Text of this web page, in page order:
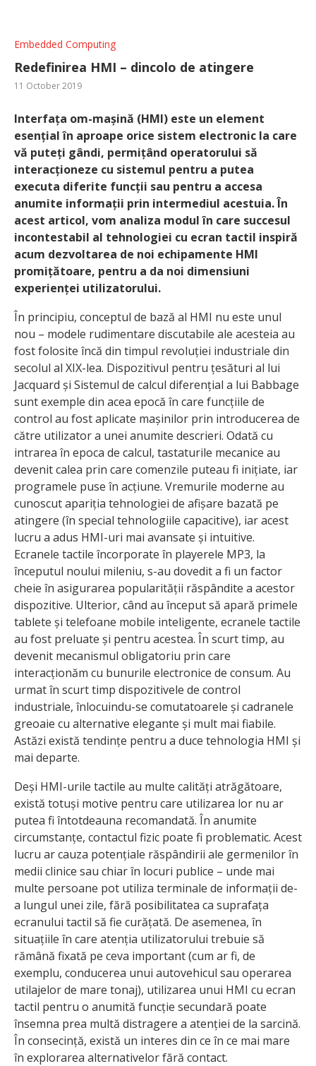
Embedded Computing
Redefinirea HMI – dincolo de atingere
11 October 2019
Interfața om-mașină (HMI) este un element
esențial în aproape orice sistem electronic la care
vă puteți gândi, permițând operatorului să
interacționeze cu sistemul pentru a putea
executa diferite funcții sau pentru a accesa
anumite informații prin intermediul acestuia. În
acest articol, vom analiza modul în care succesul
incontestabil al tehnologiei cu ecran tactil inspiră
acum dezvoltarea de noi echipamente HMI
promițătoare, pentru a da noi dimensiuni
experienței utilizatorului.
În principiu, conceptul de bază al HMI nu este unul
nou – modele rudimentare discutabile ale acesteia au
fost folosite încă din timpul revoluției industriale din
secolul al XIX-lea. Dispozitivul pentru țesături al lui
Jacquard și Sistemul de calcul diferențial a lui Babbage
sunt exemple din acea epocă în care funcțiile de
control au fost aplicate mașinilor prin introducerea de
către utilizator a unei anumite descrieri. Odată cu
intrarea în epoca de calcul, tastaturile mecanice au
devenit calea prin care comenzile puteau fi inițiate, iar
programele puse în acțiune. Vremurile moderne au
cunoscut apariția tehnologiei de afișare bazată pe
atingere (în special tehnologiile capacitive), iar acest
lucru a adus HMI-uri mai avansate și intuitive.
Ecranele tactile încorporate în playerele MP3, la
începutul noului mileniu, s-au dovedit a fi un factor
cheie în asigurarea popularității răspândite a acestor
dispozitive. Ulterior, când au început să apară primele
tablete și telefoane mobile inteligente, ecranele tactile
au fost preluate și pentru acestea. În scurt timp, au
devenit mecanismul obligatoriu prin care
interacționăm cu bunurile electronice de consum. Au
urmat în scurt timp dispozitivele de control
industriale, înlocuindu-se comutatoarele și cadranele
greoaie cu alternative elegante și mult mai fiabile.
Astăzi există tendințe pentru a duce tehnologia HMI și
mai departe.
Deși HMI-urile tactile au multe calități atrăgătoare,
există totuși motive pentru care utilizarea lor nu ar
putea fi întotdeauna recomandată. În anumite
circumstanțe, contactul fizic poate fi problematic. Acest
lucru ar cauza potențiale răspândirii ale germenilor în
medii clinice sau chiar în locuri publice – unde mai
multe persoane pot utiliza terminale de informații de-
a lungul unei zile, fără posibilitatea ca suprafața
ecranului tactil să fie curățată. De asemenea, în
situațiile în care atenția utilizatorului trebuie să
rămână fixată pe ceva important (cum ar fi, de
exemplu, conducerea unui autovehicul sau operarea
utilajelor de mare tonaj), utilizarea unui HMI cu ecran
tactil pentru o anumită funcție secundară poate
însemna prea multă distragere a atenției de la sarcină.
În consecință, există un interes din ce în ce mai mare
în explorarea alternativelor fără contact.